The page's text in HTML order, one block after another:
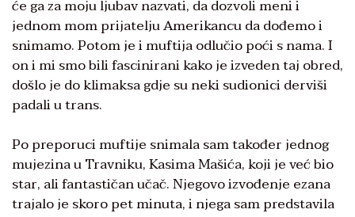
će ga za moju ljubav nazvati, da dozvoli meni i
jednom mom prijatelju Amerikancu da dođemo i
snimamo. Potom je i muftija odlučio poći s nama. I
on i mi smo bili fascinirani kako je izveden taj obred,
došlo je do klimaksa gdje su neki sudionici derviši
padali u trans.
Po preporuci muftije snimala sam također jednog
mujezina u Travniku, Kasima Mašića, koji je već bio
star, ali fantastičan učač. Njegovo izvođenje ezana
trajalo je skoro pet minuta, i njega sam predstavila